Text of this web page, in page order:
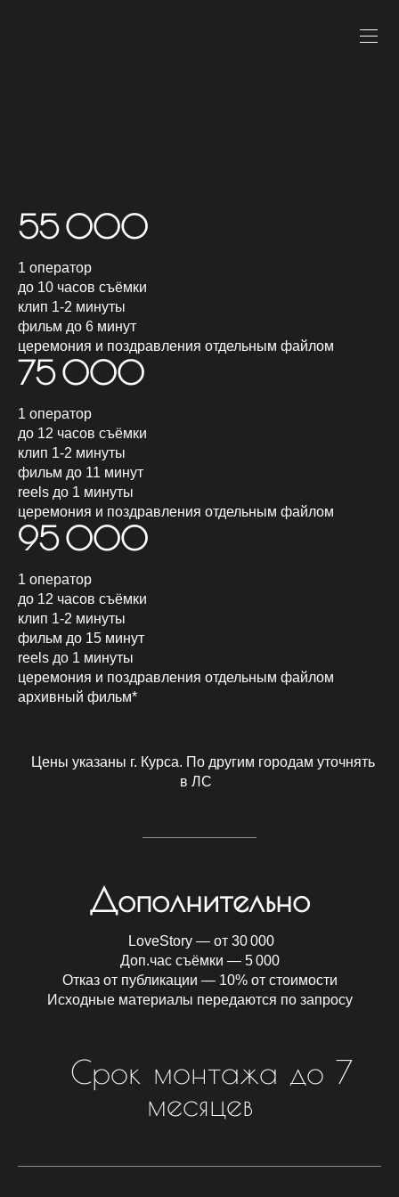
55 000
1 оператор
до 10 часов съёмки
клип 1-2 минуты
фильм до 6 минут
церемония и поздравления отдельным файлом
75 000
1 оператор
до 12 часов съёмки
клип 1-2 минуты
фильм до 11 минут
reels до 1 минуты
церемония и поздравления отдельным файлом
95 000
1 оператор
до 12 часов съёмки
клип 1-2 минуты
фильм до 15 минут
reels до 1 минуты
церемония и поздравления отдельным файлом
архивный фильм*
Цены указаны г. Курса. По другим городам уточнять
в ЛС
Дополнительно
LoveStory — от 30 000
Доп.час съёмки — 5 000
Отказ от публикации — 10% от стоимости
Исходные материалы передаются по запросу
Срок монтажа до 7
месяцев